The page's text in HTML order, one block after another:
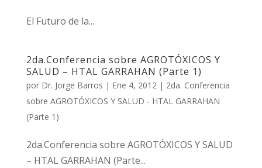
El Futuro de la...
2da.Conferencia sobre AGROTÓXICOS Y
SALUD – HTAL GARRAHAN (Parte 1)
por Dr. Jorge Barros | Ene 4, 2012| 2da. Conferencia
sobre AGROTÓXICOS Y SALUD - HTAL GARRAHAN
(Parte 1)
2da.Conferencia sobre AGROTÓXICOS Y SALUD
– HTAL GARRAHAN (Parte...